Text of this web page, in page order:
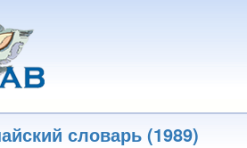
словарь (1989)